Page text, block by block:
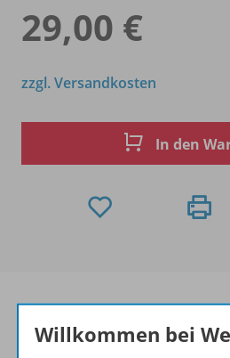
29,00 €
zzgl. Versandkosten
In den
Willkommen bei